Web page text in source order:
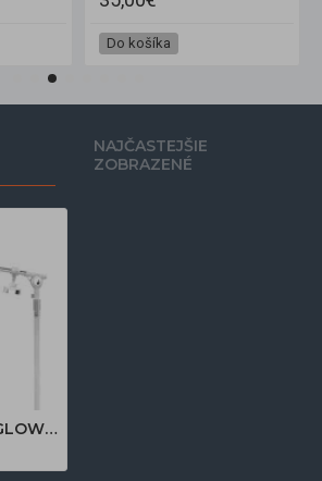
Do košíka
NAJČASTEJŠIE
ZOBRAZENÉ
Lampa na riasy GLOW FX07 biela